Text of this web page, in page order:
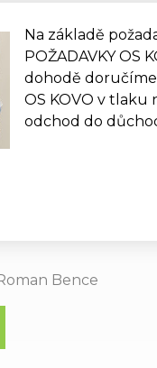
Na základě
POŽADAVKY OS
dohodě doručíme
OS KOVO v tlaku
odchod do
Bence